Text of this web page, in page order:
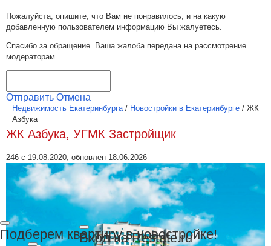
Вход на Restate.ru
Пожалуйста, опишите, что Вам не понравилось, и на какую
добавленную пользователем информацию Вы жалуетесь.
Спасибо за обращение. Ваша жалоба передана на рассмотрение
модераторам.
Отправить Отмена
Недвижимость Екатеринбурга/ Новостройки в Екатеринбурге / ЖК
Азбука
ЖК Азбука, УГМК Застройщик
246 с 19.08.2020, обновлен 18.06.2026
Подберем квартиру в новостройке!